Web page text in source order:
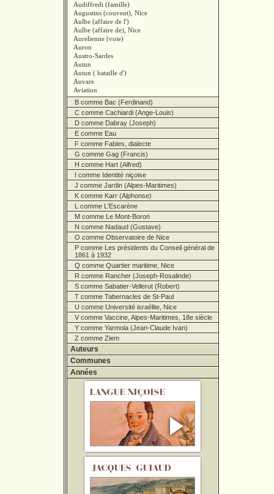
Audiffredi (famille)
Augustins (couvent), Nice
Aulbe (affaire de l')
Aulbe (affaire de), Nice
Aurelienne (voie)
Auron
Austro-Sardes
Autun
Autun ( bataille d')
Auvare
Aviation
B comme Bac (Ferdinand)
C comme Cachiardi (Ange-Louis)
D comme Dabray (Joseph)
E comme Eau
F comme Fables, dialecte
G comme Gag (Francis)
H comme Hart (Alfred)
I comme Identité niçoise
J comme Jardin (Alpes-Maritimes)
K comme Karr (Alphonse)
L comme L'Escarène
M comme Le Mont-Boron
N comme Nadaud (Gustave)
O comme Observatoire de Nice
P comme Les présidents du Conseil général de
1861 à 1932
Q comme Quartier maritime, Nice
R comme Rancher (Joseph-Rosalinde)
S comme Sabatier-Vellerut (Robert)
T comme Tabernacles de St-Paul
U comme Université israélite, Nice
V comme Vaccine, Alpes-Maritimes, 18e siècle
Y comme Yarmola (Jean-Claude Ivan)
Z comme Ziem
Auteurs
Communes
Années